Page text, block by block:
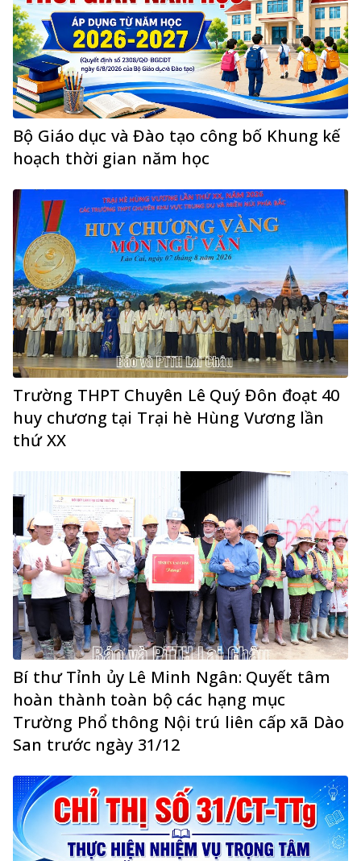
Bộ Giáo dục và Đào tạo công bố Khung kế
hoạch thời gian năm học
Trường THPT Chuyên Lê Quý Đôn đoạt 40
huy chương tại Trại hè Hùng Vương lần
thứ XX
Bí thư Tỉnh ủy Lê Minh Ngân: Quyết tâm
hoàn thành toàn bộ các hạng mục
Trường Phổ thông Nội trú liên cấp xã Dào
San trước ngày 31/12